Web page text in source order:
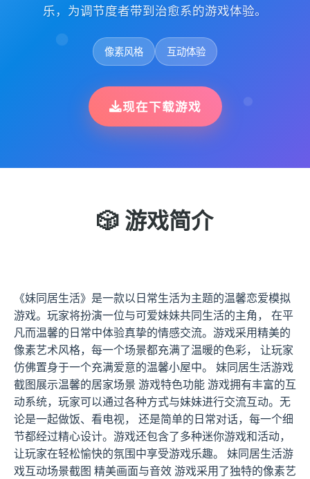
乐，为调节度者带到治愈系的游戏体验。
像素风格 互动体验
现在下载游戏
🎲 游戏简介
《妹同居生活》是一款以日常生活为主题的温馨恋爱模拟
游戏。玩家将扮演一位与可爱妹妹共同生活的主角， 在平
凡而温馨的日常中体验真挚的情感交流。游戏采用精美的
像素艺术风格，每一个场景都充满了温暖的色彩， 让玩家
仿佛置身于一个充满爱意的温馨小屋中。 妹同居生活游戏
截图展示温馨的居家场景 游戏特色功能 游戏拥有丰富的互
动系统，玩家可以通过各种方式与妹妹进行交流互动。无
论是一起做饭、看电视， 还是简单的日常对话，每一个细
节都经过精心设计。游戏还包含了多种迷你游戏和活动，
让玩家在轻松愉快的氛围中享受游戏乐趣。 妹同居生活游
戏互动场景截图 精美画面与音效 游戏采用了独特的像素艺